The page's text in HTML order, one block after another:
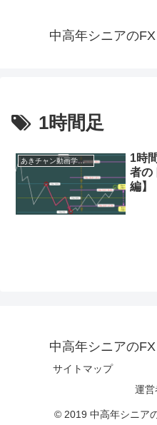
中高年シニアの
1時間足
あきチャン動画学習ノート
1時
者の
編】
中高年シニアの
サイトマップ
運営
© 2019 中高年シニア